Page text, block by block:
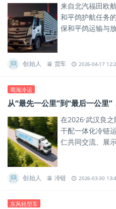
来自北汽福田欧
和平鸽护航任务
保和平鸽运输与
创始人 货车 2026-04-17
蜀海冷运
从“最先一公里”到“最后一公里
在2026·武汉良
干配一体化冷链
仁共同交流、展
创始人 冷链 2026-03-30
东风轻型车